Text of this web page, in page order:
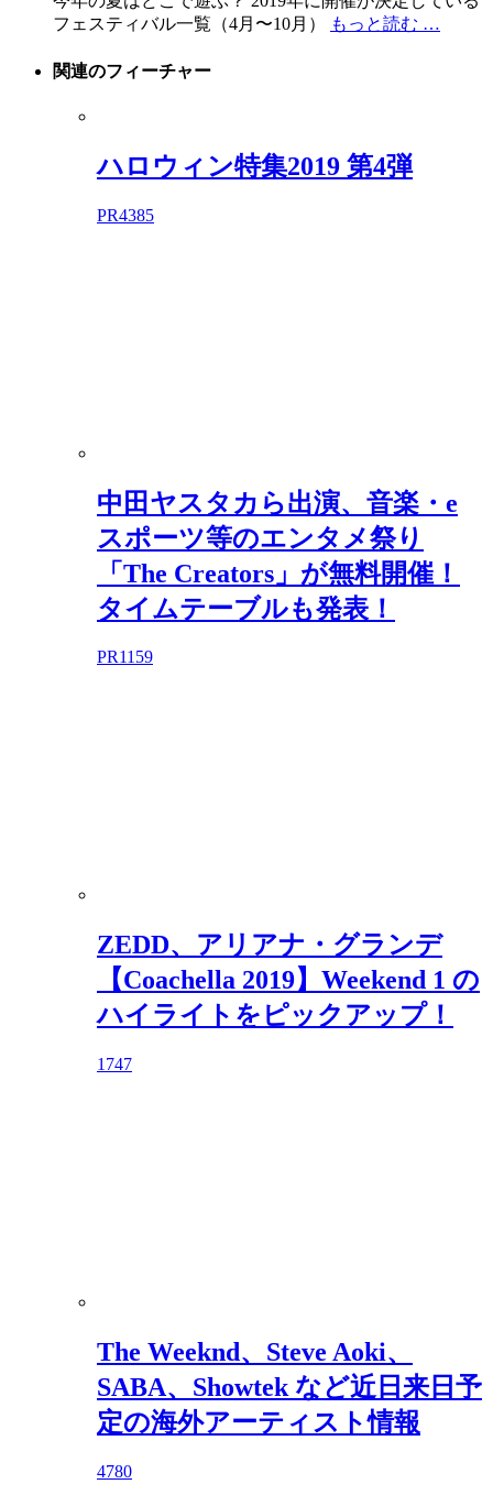
フェスティバル一覧（4月〜10月）
もっと読む …
関連のフィーチャー
ハロウィン特集2019 第4弾
PR4385
中田ヤスタカら出演、音楽・e
スポーツ等のエンタメ祭り
「The Creators」が無料開催！
タイムテーブルも発表！
PR1159
ZEDD、アリアナ・グランデ
【Coachella 2019】Weekend 1 の
ハイライトをピックアップ！
1747
The Weeknd、Steve Aoki、
SABA、Showtek など近日来日予
定の海外アーティスト情報
4780